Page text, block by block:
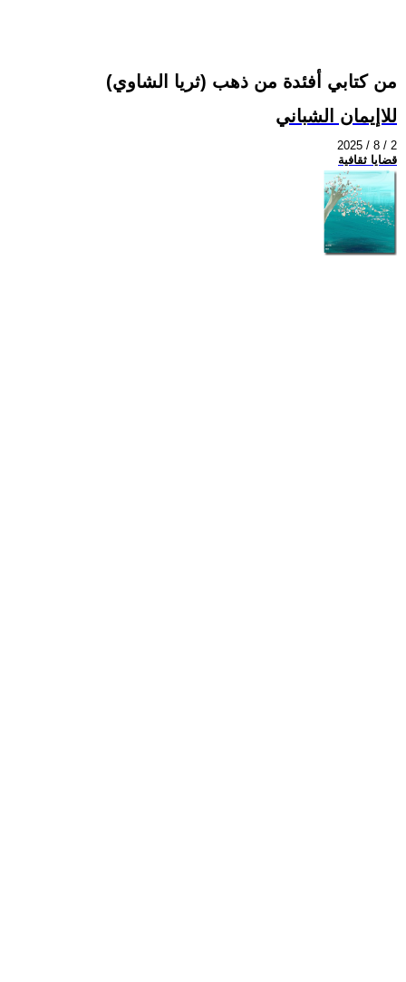
من كتابي أفئدة من ذهب (ثريا الشاوي)
للاإيمان الشباني
2025 / 8 / 2
قضايا ثقافية